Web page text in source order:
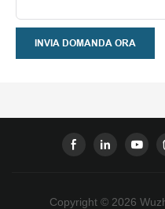
INVIA DOMANDA ORA
Copyright © 2026